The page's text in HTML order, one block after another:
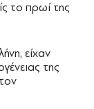
το πρωί της
είχαν
της